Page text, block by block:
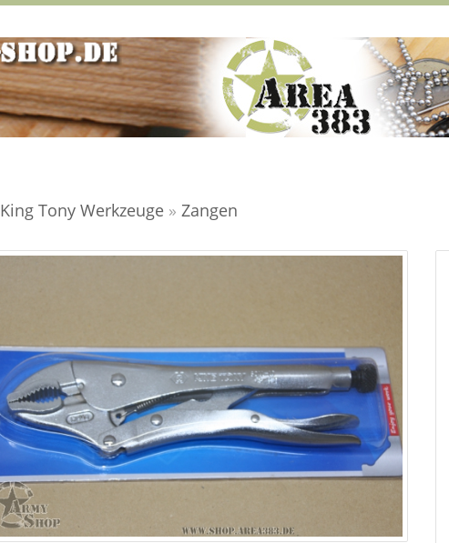
King Tony Werkzeuge » Zangen